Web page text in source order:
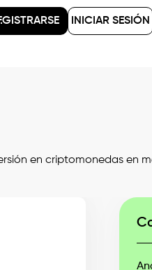
INICIAR SESIÓN
en criptomonedas en